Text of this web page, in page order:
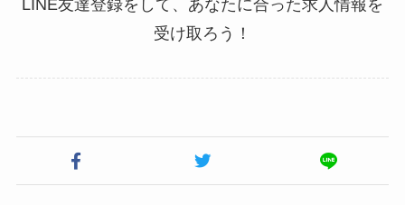
LINE友達登録をして、あなたに合った求人情報を
受け取ろう！